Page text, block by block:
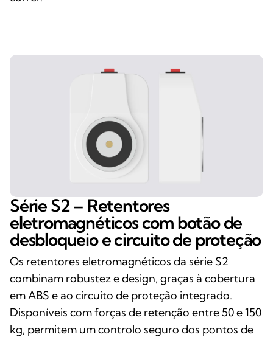
Série S2 – Retentores
eletromagnéticos com botão de
desbloqueio e circuito de proteção
Os retentores eletromagnéticos da série S2
combinam robustez e design, graças à cobertura
em ABS e ao circuito de proteção integrado.
Disponíveis com forças de retenção entre 50 e 150
kg, permitem um controlo seguro dos pontos de